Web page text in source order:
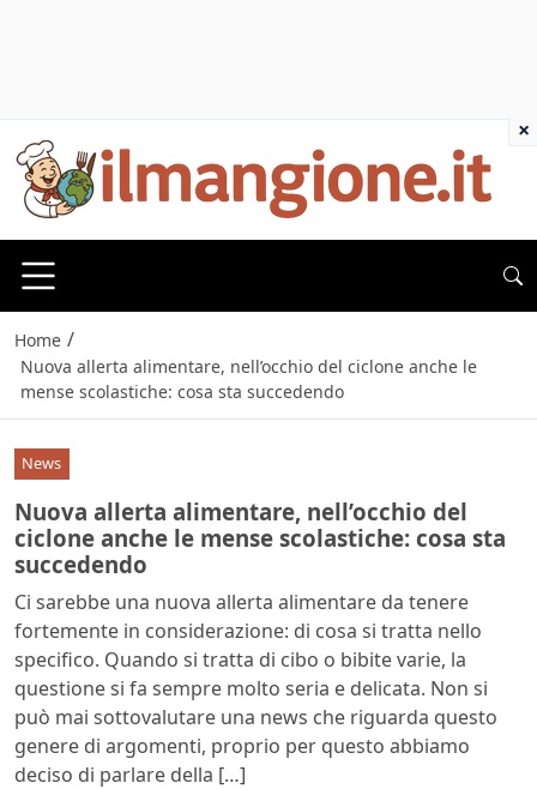
Home /
Nuova allerta alimentare, nell’occhio del ciclone anche le
mense scolastiche: cosa sta succedendo
News
Nuova allerta alimentare, nell’occhio del
ciclone anche le mense scolastiche: cosa sta
succedendo
Ci sarebbe una nuova allerta alimentare da tenere
fortemente in considerazione: di cosa si tratta nello
specifico. Quando si tratta di cibo o bibite varie, la
questione si fa sempre molto seria e delicata. Non si
può mai sottovalutare una news che riguarda questo
genere di argomenti, proprio per questo abbiamo
deciso di parlare della […]
×